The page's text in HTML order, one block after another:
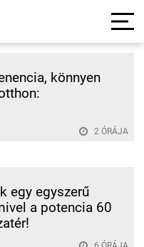
könnyen
2 ÓRÁJA
egy egyszerű
a potencia 60